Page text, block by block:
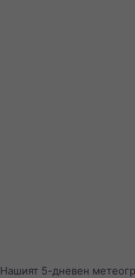
Нашият 5-дневен